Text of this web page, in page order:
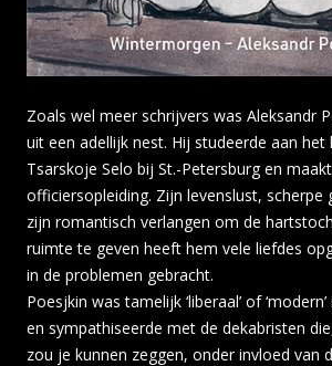
Zoals wel meer schrijvers was Aleksandr
uit een adellijk nest. Hij studeerde aan het
Tsarskoje Selo bij St.-Petersburg en
officiersopleiding. Zijn levenslust, scherpe
zijn romantisch verlangen om de
ruimte te geven heeft hem vele liefdes
in de problemen gebracht.
Poesjkin was tamelijk ‘liberaal’ of
en sympathiseerde met de dekabristen
zou je kunnen zeggen, onder invloed van